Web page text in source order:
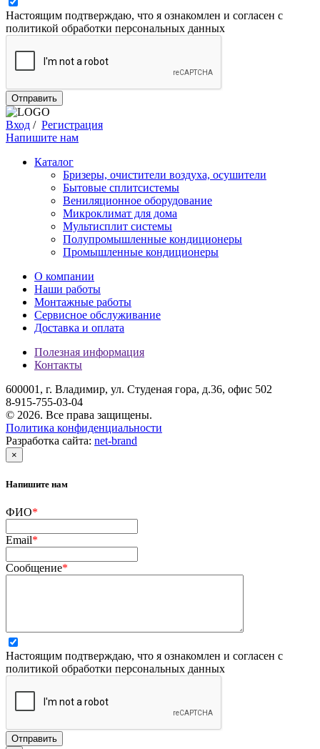
Настоящим подтверждаю, что я ознакомлен и согласен с
политикой обработки персональных данных
Отправить
Вход / Регистрация
Напишите нам
Каталог
Бризеры, очистители воздуха, осушители
Бытовые сплитсистемы
Вениляционное оборудование
Микроклимат для дома
Мультисплит системы
Полупромышленные кондиционеры
Промышленные кондиционеры
О компании
Наши работы
Монтажные работы
Сервисное обслуживание
Доставка и оплата
Полезная информация
Контакты
600001, г. Владимир, ул. Студеная гора, д.36, офис 502
8-915-755-03-04
© 2026. Все права защищены.
Политика конфиденциальности
Разработка сайта: net-brand
×
Напишите нам
ФИО*
Email*
Cообщение*
Настоящим подтверждаю, что я ознакомлен и согласен с
политикой обработки персональных данных
Отправить